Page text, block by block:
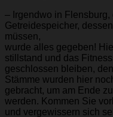
– Irgendwo in
Getreidespeicher,
müssen,
wurde alles gegeben!
stillstand und das
geschlossen bleiben,
Stämme wurden hier
gebracht, um am Ende
werden. Kommen Sie
und vergewissern sich